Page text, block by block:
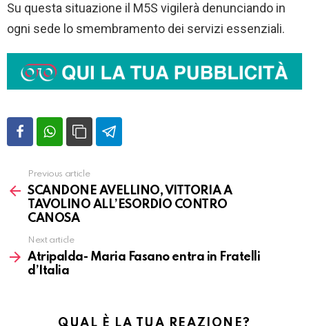
Su questa situazione il M5S vigilerà denunciando in
ogni sede lo smembramento dei servizi essenziali.
Vedi
altro
Previous article
SCANDONE AVELLINO, VITTORIA A
TAVOLINO ALL’ESORDIO CONTRO
CANOSA
Next article
Atripalda- Maria Fasano entra in Fratelli
d’Italia